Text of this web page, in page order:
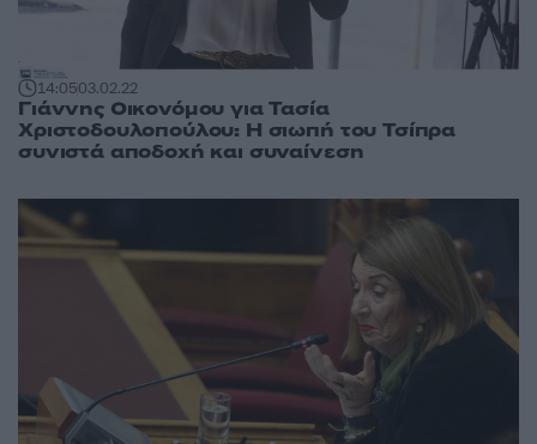
14:0503.02.22
Γιάννης Οικονόμου για Τασία
Χριστοδουλοπούλου: Η σιωπή του Τσίπρα
συνιστά αποδοχή και συναίνεση